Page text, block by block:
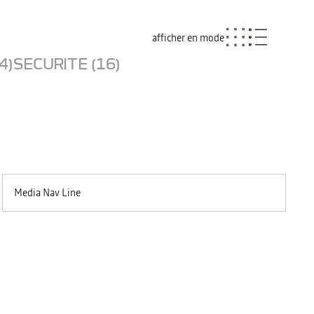
afficher en mode
SECURITE (16)
Media Nav Line